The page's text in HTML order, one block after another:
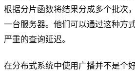
根据分片函数将结果分成多个批次
一台服务器。他们可以通过这种方
严重的查询延迟。
在分布式系统中使用广播并不是个